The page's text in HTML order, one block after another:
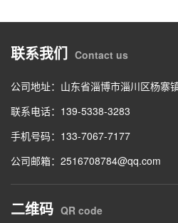
联系我们 Contact us
公司地址：山东省淄博市淄川区杨寨
联系电话：139-5338-3283
手机号码：133-7067-7177
公司邮箱：2516708784@qq.com
二维码 QR code